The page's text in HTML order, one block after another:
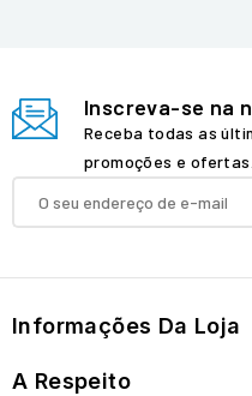
Inscreva-se na
Receba todas as
promoções e ofertas.
Informações Da Loja
A Respeito